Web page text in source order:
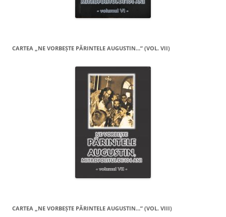
CARTEA „NE VORBEŞTE PĂRINTELE AUGUSTIN…” (VOL. VII)
CARTEA „NE VORBEŞTE PĂRINTELE AUGUSTIN…” (VOL. VIII)